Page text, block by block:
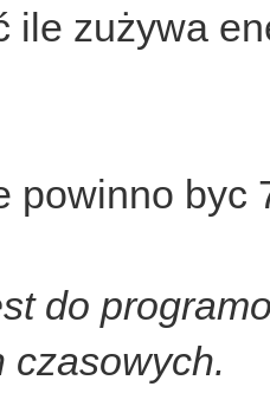
ile zużywa
powinno byc
do
czasowych.